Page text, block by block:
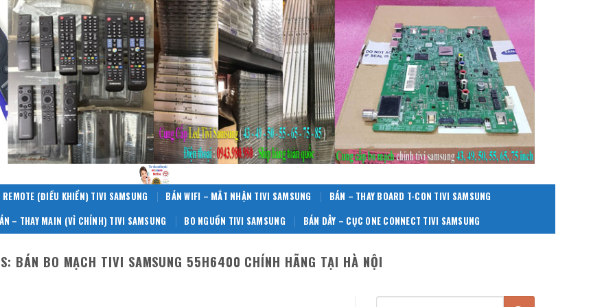
REMOTE (ĐIỀU KHIỂN) TIVI SAMSUNG BÁN WIFI – MẮT NHẬN TIVI SAMSUNG
BÁN – THAY BOARD T-CON TIVI SAMSUNG
– THAY MAIN (VỈ CHÍNH) TIVI SAMSUNG BO NGUỒN TIVI SAMSUNG BÁN DÂY – CỤC ONE CONNECT TIVI SAMSUNG
BÁN BO MẠCH TIVI SAMSUNG 55H6400 CHÍNH HÃNG TẠI HÀ NỘI